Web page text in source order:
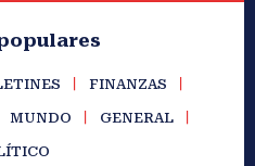
FINANZAS
MUNDO GENERAL